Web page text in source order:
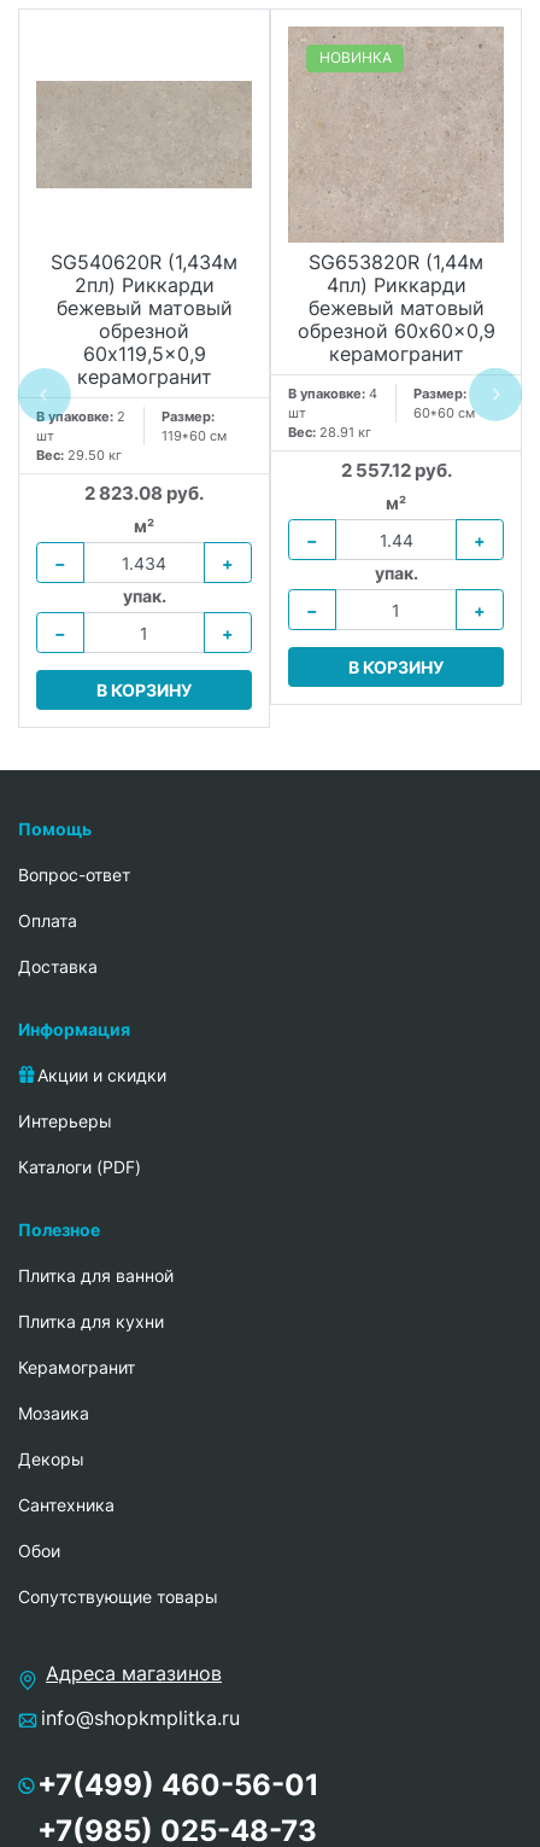
SG540620R (1,434м
2пл) Риккарди
бежевый матовый
обрезной
60x119,5x0,9
керамогранит
В упаковке: 2
шт
Размер:
119*60 см
Вес: 29.50 кг
2 823.08 руб.
м²
−
+
упак.
−
+
В КОРЗИНУ
НОВИНКА
SG653820R (1,44м
4пл) Риккарди
бежевый матовый
обрезной 60x60x0,9
керамогранит
В упаковке: 4
шт
Размер:
60*60 см
Вес: 28.91 кг
2 557.12 руб.
м²
−
+
упак.
−
+
В КОРЗИНУ
Помощь
Вопрос-ответ
Oплата
Доставка
Информация
Акции и скидки
Интерьеры
Каталоги (PDF)
Полезное
Плитка для ванной
Плитка для кухни
Керамогранит
Мозаика
Декоры
Сантехника
Обои
Сопутствующие товары
Адреса магазинов
info@shopkmplitka.ru
+7(499) 460-56-01
+7(985) 025-48-73